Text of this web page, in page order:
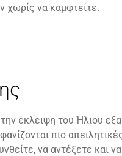
χωρίς να καμφτείτε.
έκλειψη του Ήλιου
πιο
να αντέξετε και